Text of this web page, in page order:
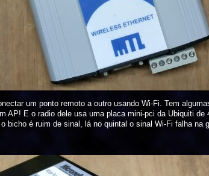
um ponto remoto a outro usando Wi-Fi. Tem
AP! E o radio dele usa uma placa mini-pci da Ubiquiti
bicho é ruim de sinal, lá no quintal o sinal Wi-Fi falha na